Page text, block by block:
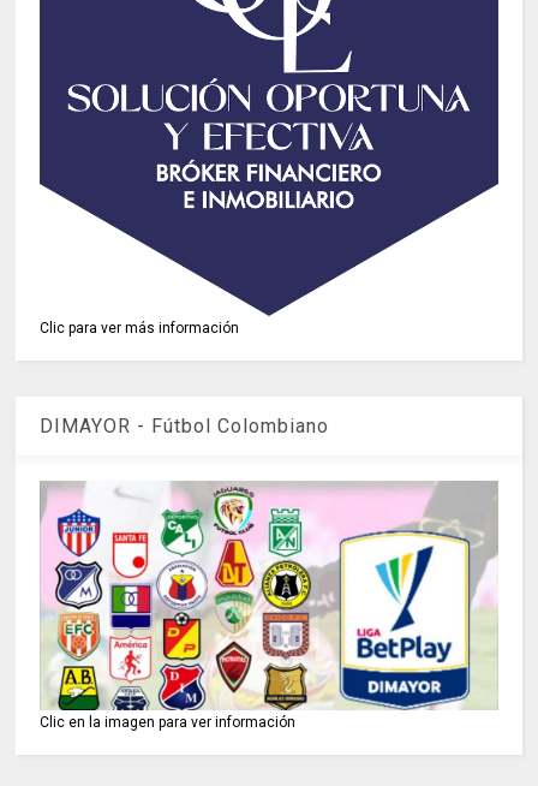
Clic para ver más información
DIMAYOR - Fútbol Colombiano
Clic en la imagen para ver información